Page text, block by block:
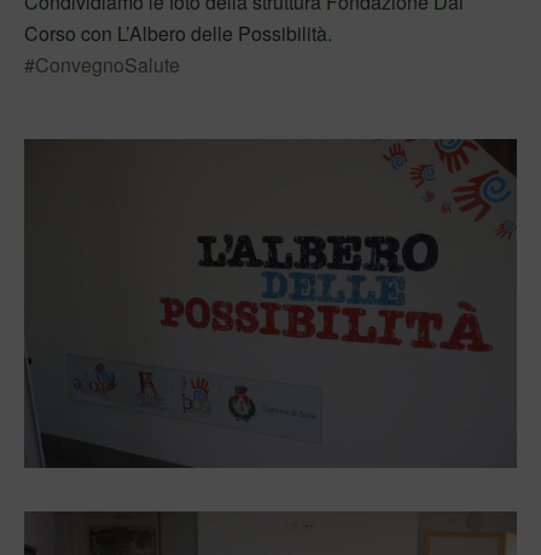
Corso con L’Albero delle Possibilità.
#ConvegnoSalute